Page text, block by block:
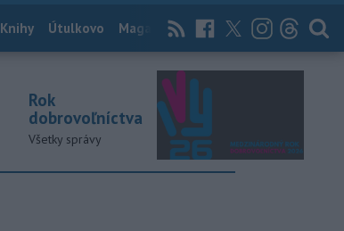
Knihy Útulkovo Magazín News Now Archív
Rok
dobrovoľníctva
Všetky správy